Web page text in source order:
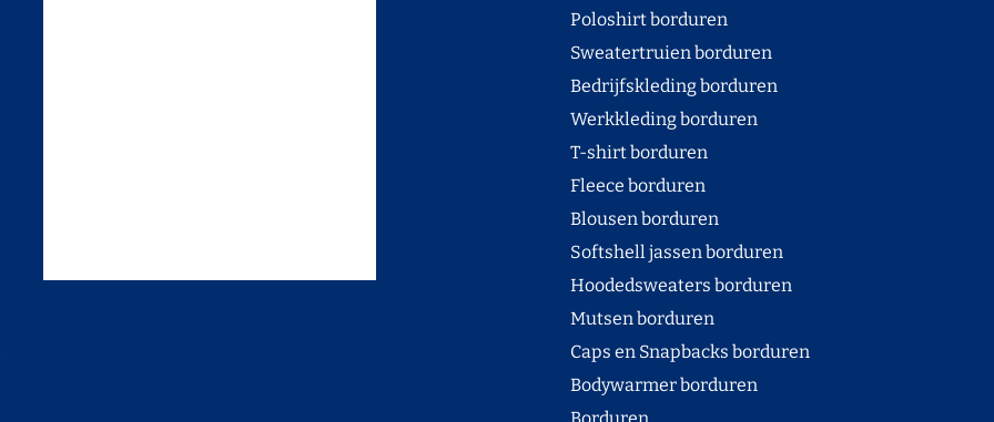
Poloshirt borduren
Sweatertruien borduren
Bedrijfskleding borduren
Werkkleding borduren
T-shirt borduren
Fleece borduren
Blousen borduren
Softshell jassen borduren
Hoodedsweaters borduren
Mutsen borduren
Caps en Snapbacks borduren
Bodywarmer borduren